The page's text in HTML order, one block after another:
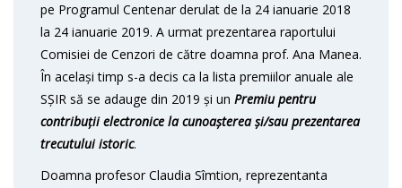
pe Programul Centenar derulat de la 24 ianuarie 2018
la 24 ianuarie 2019. A urmat prezentarea raportului
Comisiei de Cenzori de către doamna prof. Ana Manea.
În același timp s-a decis ca la lista premiilor anuale ale
SȘIR să se adauge din 2019 și un Premiu pentru
contribuții electronice la cunoașterea și/sau prezentarea
trecutului istoric.
Doamna profesor Claudia Sîmtion, reprezentanta